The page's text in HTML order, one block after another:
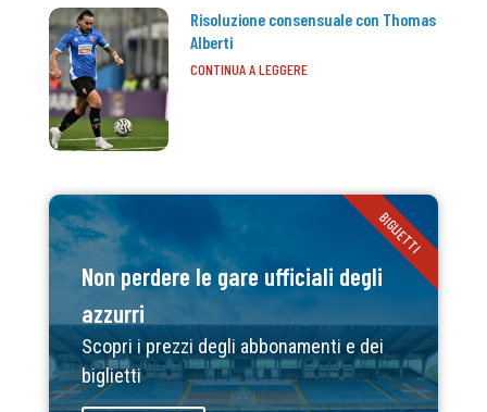
Risoluzione consensuale con Thomas
Alberti
CONTINUA A LEGGERE
Non perdere le gare ufficiali degli
azzurri
Scopri i prezzi degli abbonamenti e dei
biglietti
BIGLIETTI